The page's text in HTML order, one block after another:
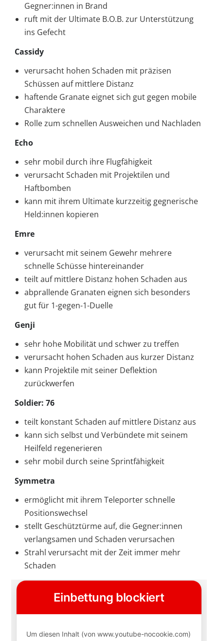
Gegner:innen in Brand
ruft mit der Ultimate B.O.B. zur Unterstützung
ins Gefecht
Cassidy
verursacht hohen Schaden mit präzisen
Schüssen auf mittlere Distanz
haftende Granate eignet sich gut gegen mobile
Charaktere
Rolle zum schnellen Ausweichen und Nachladen
Echo
sehr mobil durch ihre Flugfähigkeit
verursacht Schaden mit Projektilen und
Haftbomben
kann mit ihrem Ultimate kurzzeitig gegnerische
Held:innen kopieren
Emre
verursacht mit seinem Gewehr mehrere
schnelle Schüsse hintereinander
teilt auf mittlere Distanz hohen Schaden aus
abprallende Granaten eignen sich besonders
gut für 1-gegen-1-Duelle
Genji
sehr hohe Mobilität und schwer zu treffen
verursacht hohen Schaden aus kurzer Distanz
kann Projektile mit seiner Deflektion
zurückwerfen
Soldier: 76
teilt konstant Schaden auf mittlere Distanz aus
kann sich selbst und Verbündete mit seinem
Heilfeld regenerieren
sehr mobil durch seine Sprintfähigkeit
Symmetra
ermöglicht mit ihrem Teleporter schnelle
Positionswechsel
stellt Geschütztürme auf, die Gegner:innen
verlangsamen und Schaden verursachen
Strahl verursacht mit der Zeit immer mehr
Schaden